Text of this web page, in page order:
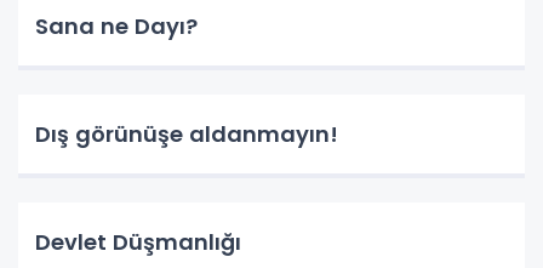
Sana ne Dayı?
Dış görünüşe aldanmayın!
Devlet Düşmanlığı